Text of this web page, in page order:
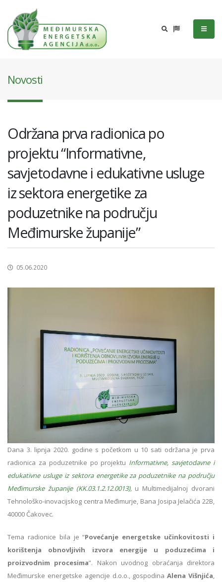
Novosti
Održana prva radionica po
projektu “Informativne,
savjetodavne i edukativne usluge
iz sektora energetike za
poduzetnike na području
Međimurske županije”
05.06.2020
Dana 3. lipnja 2020. godine s početkom u 10 sati održana je prva
radionica za poduzetnike po projektu Informativne, savjetodavne i
edukativne usluge iz sektora energetike za poduzetnike na području
Međimurske županije (KK.03.1.2.12.0013), u Multimedijalnoj dvorani
Tehnološko-inovacijskog centra Međimurje, Bana Josipa Jelačića 22B,
40000 Čakovec.
Tema radionice bila je “Povećanje energetske učinkovitosti i
korištenja obnovljivih izvora energije u poduzećima i
proizvodnim procesima”. Nakon uvodnog obraćanja direktora
Međimurske energetske agencije d.o.o., gospodinaAlena Višnjića